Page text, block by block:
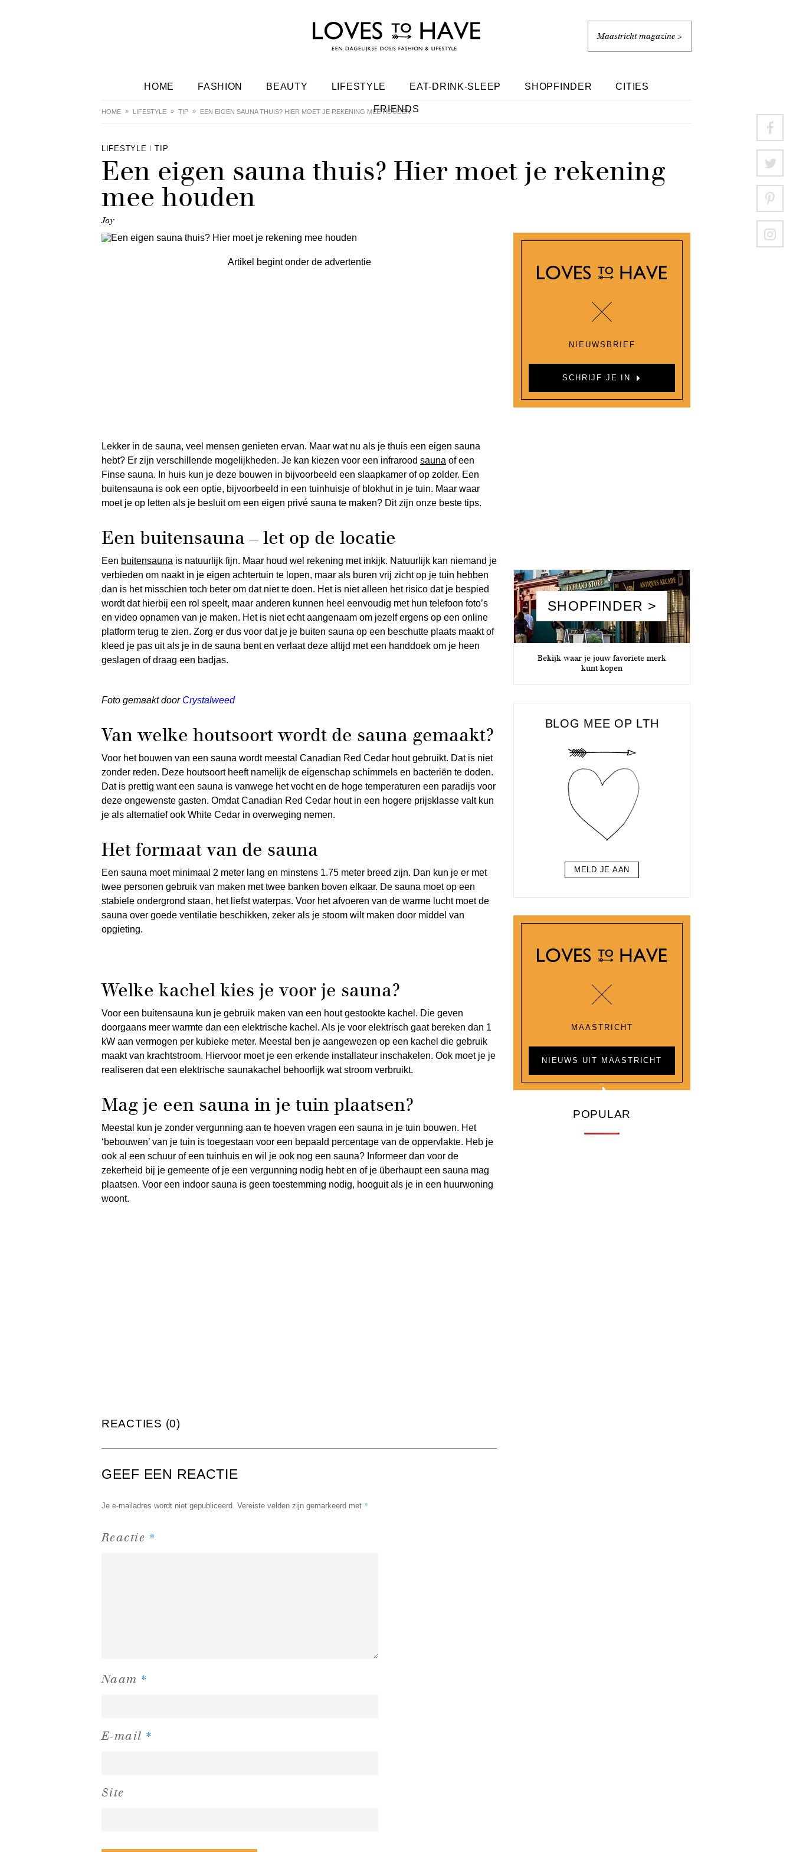
Maastricht magazine >
HOME FASHION BEAUTY LIFESTYLE EAT-DRINK-SLEEP SHOPFINDER CITIES
FRIENDS
HOME LIFESTYLE TIP EEN EIGEN SAUNA THUIS? HIER MOET JE REKENING MEE HOUDEN
LIFESTYLE TIP
Een eigen sauna thuis? Hier moet je rekening
mee houden
Joy
Artikel begint onder de advertentie
Lekker in de sauna, veel mensen genieten ervan. Maar wat nu als je thuis een eigen sauna
hebt? Er zijn verschillende mogelijkheden. Je kan kiezen voor een infrarood sauna of een
Finse sauna. In huis kun je deze bouwen in bijvoorbeeld een slaapkamer of op zolder. Een
buitensauna is ook een optie, bijvoorbeeld in een tuinhuisje of blokhut in je tuin. Maar waar
moet je op letten als je besluit om een eigen privé sauna te maken? Dit zijn onze beste tips.
Een buitensauna – let op de locatie
Een buitensauna is natuurlijk fijn. Maar houd wel rekening met inkijk. Natuurlijk kan niemand je
verbieden om naakt in je eigen achtertuin te lopen, maar als buren vrij zicht op je tuin hebben
dan is het misschien toch beter om dat niet te doen. Het is niet alleen het risico dat je bespied
wordt dat hierbij een rol speelt, maar anderen kunnen heel eenvoudig met hun telefoon foto’s
en video opnamen van je maken. Het is niet echt aangenaam om jezelf ergens op een online
platform terug te zien. Zorg er dus voor dat je je buiten sauna op een beschutte plaats maakt of
kleed je pas uit als je in de sauna bent en verlaat deze altijd met een handdoek om je heen
geslagen of draag een badjas.
Foto gemaakt door Crystalweed
Van welke houtsoort wordt de sauna gemaakt?
Voor het bouwen van een sauna wordt meestal Canadian Red Cedar hout gebruikt. Dat is niet
zonder reden. Deze houtsoort heeft namelijk de eigenschap schimmels en bacteriën te doden.
Dat is prettig want een sauna is vanwege het vocht en de hoge temperaturen een paradijs voor
deze ongewenste gasten. Omdat Canadian Red Cedar hout in een hogere prijsklasse valt kun
je als alternatief ook White Cedar in overweging nemen.
Het formaat van de sauna
Een sauna moet minimaal 2 meter lang en minstens 1.75 meter breed zijn. Dan kun je er met
twee personen gebruik van maken met twee banken boven elkaar. De sauna moet op een
stabiele ondergrond staan, het liefst waterpas. Voor het afvoeren van de warme lucht moet de
sauna over goede ventilatie beschikken, zeker als je stoom wilt maken door middel van
opgieting.
Welke kachel kies je voor je sauna?
Voor een buitensauna kun je gebruik maken van een hout gestookte kachel. Die geven
doorgaans meer warmte dan een elektrische kachel. Als je voor elektrisch gaat bereken dan 1
kW aan vermogen per kubieke meter. Meestal ben je aangewezen op een kachel die gebruik
maakt van krachtstroom. Hiervoor moet je een erkende installateur inschakelen. Ook moet je je
realiseren dat een elektrische saunakachel behoorlijk wat stroom verbruikt.
Mag je een sauna in je tuin plaatsen?
Meestal kun je zonder vergunning aan te hoeven vragen een sauna in je tuin bouwen. Het
‘bebouwen’ van je tuin is toegestaan voor een bepaald percentage van de oppervlakte. Heb je
ook al een schuur of een tuinhuis en wil je ook nog een sauna? Informeer dan voor de
zekerheid bij je gemeente of je een vergunning nodig hebt en of je überhaupt een sauna mag
plaatsen. Voor een indoor sauna is geen toestemming nodig, hooguit als je in een huurwoning
woont.
REACTIES (0)
GEEF EEN REACTIE
Je e-mailadres wordt niet gepubliceerd. Vereiste velden zijn gemarkeerd met *
Reactie *
Naam *
E-mail *
Site
NIEUWSBRIEF
SCHRIJF JE IN
SHOPFINDER >
Bekijk waar je jouw favoriete merk
kunt kopen
BLOG MEE OP LTH
MELD JE AAN
MAASTRICHT
NIEUWS UIT MAASTRICHT
POPULAR